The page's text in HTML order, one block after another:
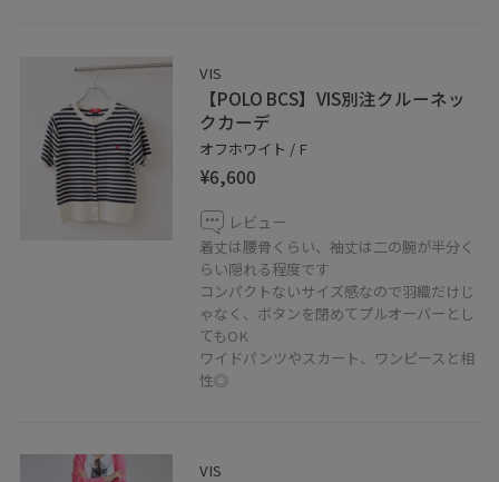
VIS
【POLO BCS】VIS別注クルーネッ
クカーデ
オフホワイト / F
¥6,600
レビュー
着丈は腰骨くらい、袖丈は二の腕が半分く
らい隠れる程度です
コンパクトないサイズ感なので羽織だけじ
ゃなく、ボタンを閉めてプルオーバーとし
てもOK
ワイドパンツやスカート、ワンピースと相
性◎
VIS